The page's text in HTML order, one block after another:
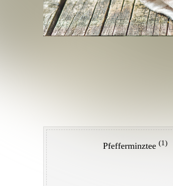
Pfefferminztee (1)